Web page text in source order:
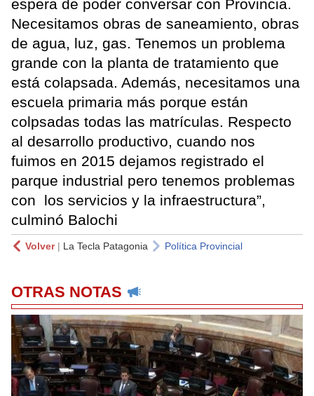
espera de poder conversar con Provincia.
Necesitamos obras de saneamiento, obras
de agua, luz, gas. Tenemos un problema
grande con la planta de tratamiento que
está colapsada. Además, necesitamos una
escuela primaria más porque están
colpsadas todas las matrículas. Respecto
al desarrollo productivo, cuando nos
fuimos en 2015 dejamos registrado el
parque industrial pero tenemos problemas
con los servicios y la infraestructura”,
culminó Balochi
Volver| La Tecla Patagonia Política Provincial
OTRAS NOTAS